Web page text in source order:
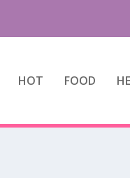
HOT FOOD